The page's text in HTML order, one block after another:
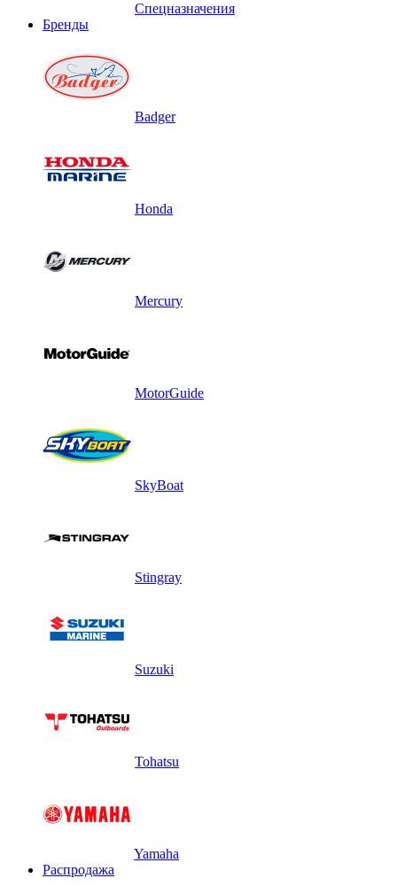
Спецназначения
Бренды
Badger
Honda
Mercury
MotorGuide
SkyBoat
Stingray
Suzuki
Tohatsu
Yamaha
Распродажа